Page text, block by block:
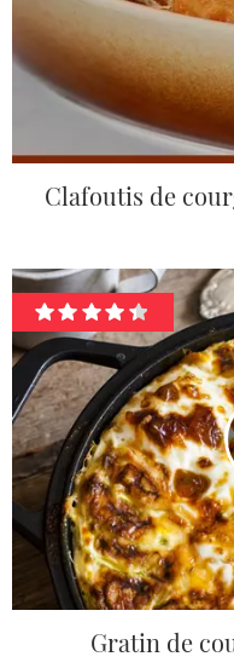
Clafoutis de
Gratin de